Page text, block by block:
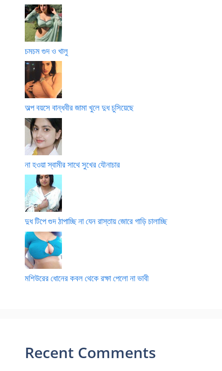
চমচম গুদ ও খালু
অল্প বয়সে বান্ধবীর জামা খুলে দুধ চুসিয়েছে
না হওয়া স্বামীর সাথে সুখের যৌনাচার
দুধ টিপে গুদ ঠাপাচ্ছি না যেন রাস্তায় জোরে গাড়ি চালাচ্ছি
মশিউরের ধোনের কবল থেকে রক্ষা পেলো না ভাবী
Recent Comments